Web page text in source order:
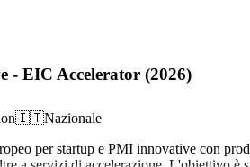
- EIC Accelerator (2026)
🇮🇹Nazionale
per startup e PMI innovative con